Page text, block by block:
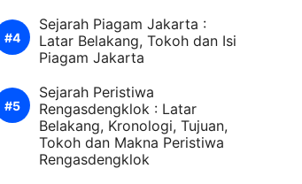
Sejarah Piagam Jakarta :
Latar Belakang, Tokoh dan Isi
Piagam Jakarta
Sejarah Peristiwa
Rengasdengklok : Latar
Belakang, Kronologi, Tujuan,
Tokoh dan Makna Peristiwa
Rengasdengklok